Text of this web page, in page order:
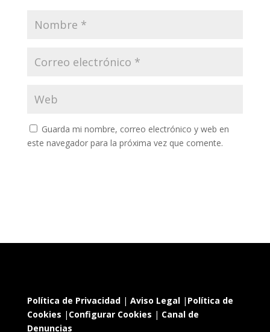
Guarda mi nombre, correo electrónico y web en
este navegador para la próxima vez que comente.
Política de Privacidad| Aviso Legal| Política de
Cookies | Configurar Cookies | Canal de
Denuncias